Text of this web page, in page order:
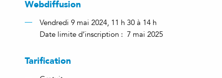
Webdiffusion
Vendredi 9 mai 2024, 11 h 30 à 14 h
Date limite d’inscription : 7 mai 2025
Tarification